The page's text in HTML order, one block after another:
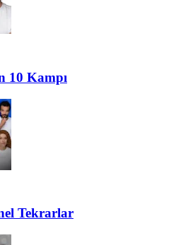
10 Kampı
Tekrarlar